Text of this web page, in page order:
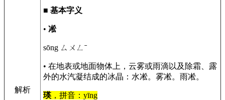
解析
■ 基本字义
• 凇
sōng ㄙㄨㄥˉ
• 在地表或地面物体上，云雾或雨滴以及除霜、露
外的水汽凝结成的冰晶：水凇。雾凇。雨凇。
瑛 ，拼音：yīng